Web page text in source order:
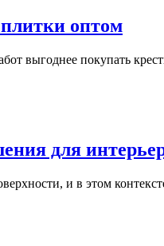
оптом
выгоднее покупать
для
и в этом